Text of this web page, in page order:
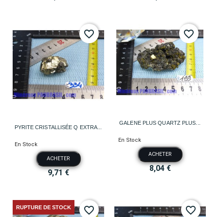
PYRITE CRISTALLISÉE Q EXTRA...
En Stock
ACHETER
9,71 €
favorite_border
GALENE PLUS QUARTZ PLUS...
En Stock
ACHETER
8,04 €
favorite_border
RUPTURE DE STOCK favorite_border favorite_border